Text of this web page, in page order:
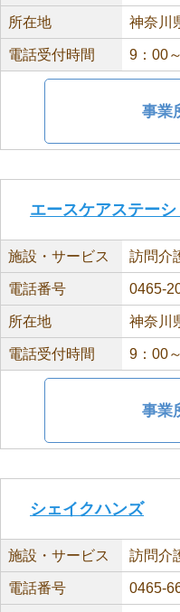
所在地 神奈川
電話受付時間 9：00
事業
エースケアステーシ
施設・サービス 訪問介
電話番号 0465-
所在地 神奈川
電話受付時間 9：00
事業
シェイクハンズ
施設・サービス 訪問介
電話番号 0465-